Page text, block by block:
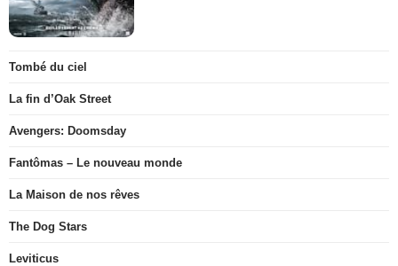
Tombé du ciel
La fin d’Oak Street
Avengers: Doomsday
Fantômas – Le nouveau monde
La Maison de nos rêves
The Dog Stars
Leviticus